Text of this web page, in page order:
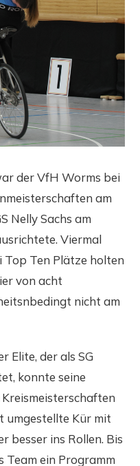
der VfH Worms bei
am
Nelly Sachs am
Viermal
Top Ten Plätze holten
von acht
nicht am
Elite, der als SG
konnte seine
umgestellte Kür mit
besser ins Rollen. Bis
Team ein Programm